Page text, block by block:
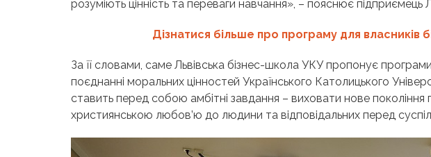
розуміють цінність та переваги навчання», – пояснює
Дізнатися більше про програму для власників
За її словами, саме Львівська бізнес-школа УКУ пропонує
поєднанні моральних цінностей Українського Католицького
ставить перед собою амбітні завдання – виховати нове
християнською любов’ю до людини та відповідальних перед